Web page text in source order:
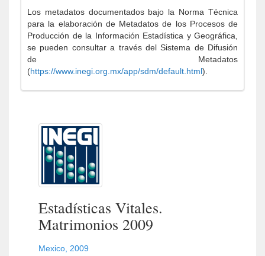
Los metadatos documentados bajo la Norma Técnica
para la elaboración de Metadatos de los Procesos de
Producción de la Información Estadística y Geográfica,
se pueden consultar a través del Sistema de Difusión
de Metadatos
(https://www.inegi.org.mx/app/sdm/default.html).
Estadísticas Vitales.
Matrimonios 2009
Mexico 2009